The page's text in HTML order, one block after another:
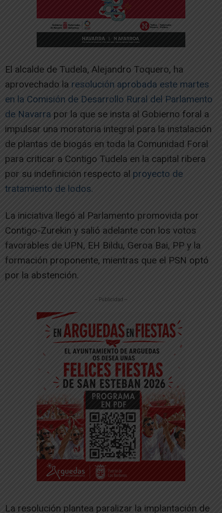
El alcalde de Tudela, Alejandro Toquero, ha
aprovechado la resolución aprobada este martes
en la Comisión de Desarrollo Rural del Parlamento
de Navarra por la que se insta al Gobierno foral a
impulsar una moratoria integral para la instalación
de plantas de biogás en toda la Comunidad Foral
para criticar a Contigo Tudela en la capital ribera
por su indefinición respecto al proyecto de
tratamiento de lodos.
La iniciativa llegó al Parlamento promovida por
Contigo-Zurekin y salió adelante con los votos
favorables de UPN, EH Bildu, Geroa Bai, PP y la
formación proponente, mientras que el PSN optó
por la abstención.
-- Publicidad --
La resolución plantea paralizar la implantación de